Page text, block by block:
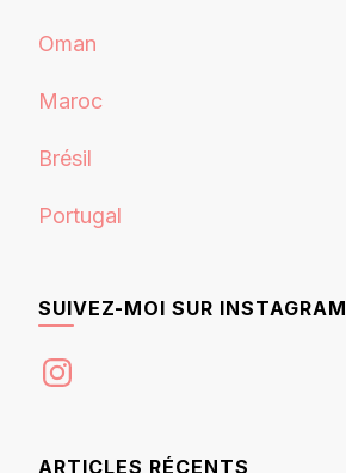
Oman
Maroc
Brésil
Portugal
SUIVEZ-MOI SUR INSTAGRAM
Instagram
ARTICLES RÉCENTS